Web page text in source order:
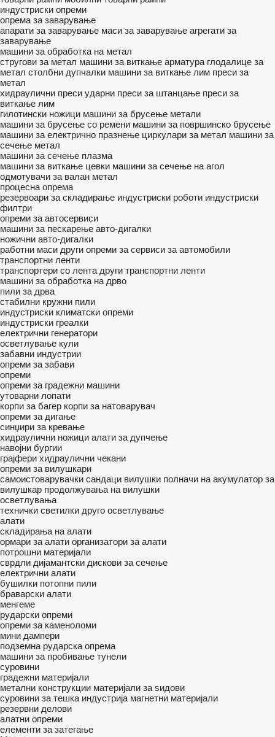
индустриски опреми
опрема за заварување
апарати за заварување маси за заварување агрегати за
заварување
машини за обработка на метал
стругови за метал машини за виткање арматура глодалице за
метал столбни дупчалки машини за виткање лим преси за
метал
хидраулични преси ударни преси за штанцање преси за
виткање лим
гилотински ножици машини за брусење метали
машини за брусење со ремени машини за површинско брусење
машини за електрично празнење циркулари за метал машини за
сечење метал
машини за сечење плазма
машини за виткање цевки машини за сечење на агол
одмотувачи за валан метал
процесна опрема
резервоари за складирање индустриски роботи индустриски
филтри
опреми за автосервиси
машини за пескарење авто-дигалки
ножични авто-дигалки
работни маси други опреми за сервиси за автомобили
транспортни ленти
транспортери со лента други транспортни ленти
машини за обработка на дрво
пили за дрва
стабилни кружни пили
индустриски климатски опреми
индустриски греалки
електрични генератори
осветлување кули
забавни индустрии
опреми за забави
опреми
опреми за градежни машини
утоварни лопати
корпи за багер корпи за натоварувач
опреми за дигање
синџири за кревање
хидраулични ножици алати за дупчење
навојни бургии
грајфери хидраулични чекани
опреми за вилушкари
самоистоварувачки сандаци вилушки полначи на акумулатор за
вилушкар продолжувања на вилушки
осветлувања
технички светилки друго осветлување
алати
складирања на алати
ормари за алати организатори за алати
потрошни материјали
сврдли дијамантски дискови за сечење
електрични алати
бушилки потопни пили
браварски алати
менгеме
рударски опреми
опреми за каменоломи
мини дампери
подземна рударска опрема
машини за пробивање тунели
суровини
градежни материјали
метални конструкции материјали за ѕидови
суровини за тешка индустрија магнетни материјали
резервни делови
алатни опреми
елементи за затегање